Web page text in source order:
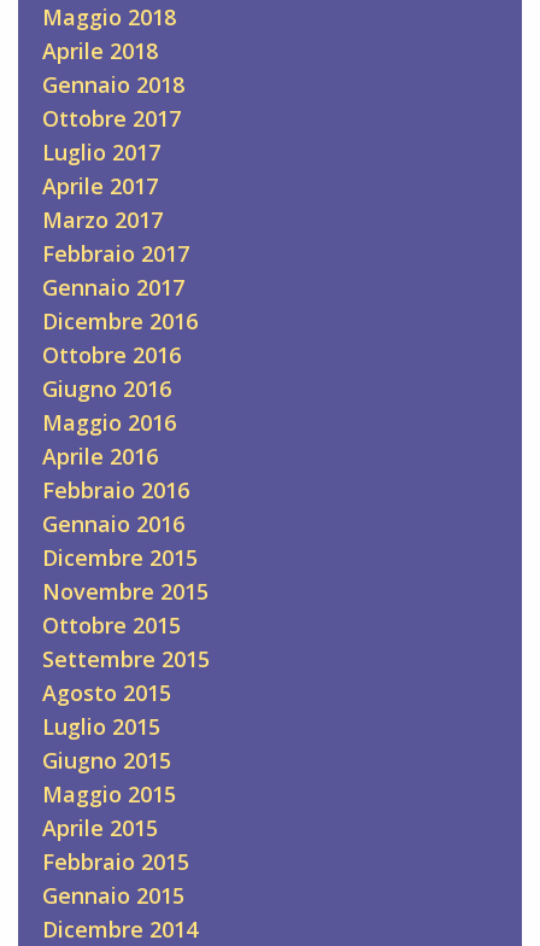
Maggio 2018
Aprile 2018
Gennaio 2018
Ottobre 2017
Luglio 2017
Aprile 2017
Marzo 2017
Febbraio 2017
Gennaio 2017
Dicembre 2016
Ottobre 2016
Giugno 2016
Maggio 2016
Aprile 2016
Febbraio 2016
Gennaio 2016
Dicembre 2015
Novembre 2015
Ottobre 2015
Settembre 2015
Agosto 2015
Luglio 2015
Giugno 2015
Maggio 2015
Aprile 2015
Febbraio 2015
Gennaio 2015
Dicembre 2014